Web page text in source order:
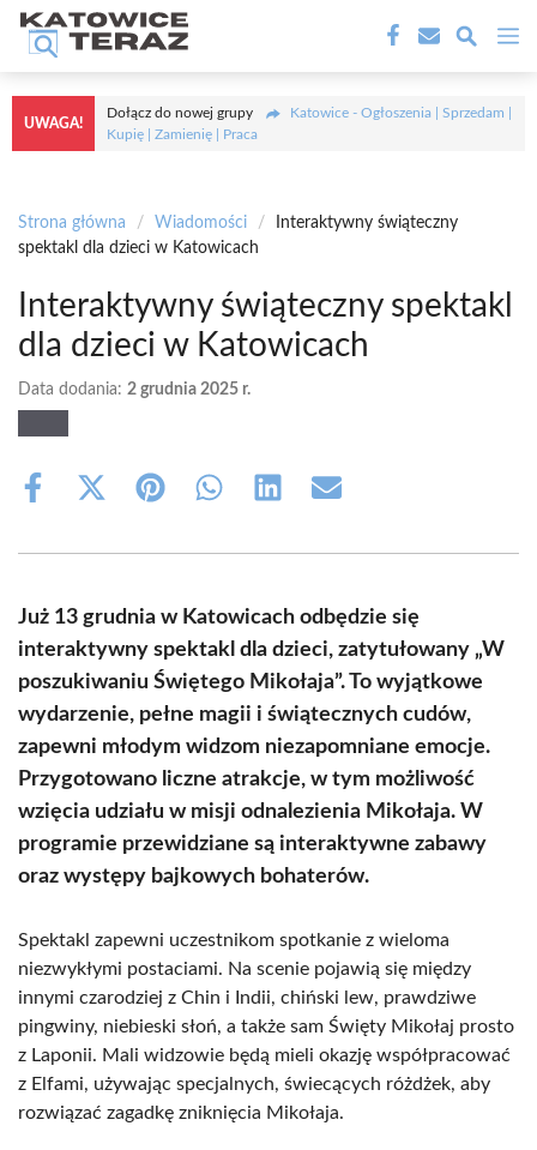
Przejdź
treści
UWAGA!
Dołącz do nowej grupy
Katowice - Ogłoszenia | Sprzedam |
Kupię | Zamienię | Praca
Strona główna / Wiadomości /
Interaktywny świąteczny
spektakl dla dzieci w Katowicach
Interaktywny świąteczny spektakl
dla dzieci w Katowicach
Data dodania: 2 grudnia 2025 r.
Share
Share
(Twitter)
Share Share Share Share
Już 13 grudnia w Katowicach odbędzie się
interaktywny spektakl dla dzieci, zatytułowany „W
poszukiwaniu Świętego Mikołaja”. To wyjątkowe
wydarzenie, pełne magii i świątecznych cudów,
zapewni młodym widzom niezapomniane emocje.
Przygotowano liczne atrakcje, w tym możliwość
wzięcia udziału w misji odnalezienia Mikołaja. W
programie przewidziane są interaktywne zabawy
oraz występy bajkowych bohaterów.
Spektakl zapewni uczestnikom spotkanie z wieloma
niezwykłymi postaciami. Na scenie pojawią się między
innymi czarodziej z Chin i Indii, chiński lew, prawdziwe
pingwiny, niebieski słoń, a także sam Święty Mikołaj prosto
z Laponii. Mali widzowie będą mieli okazję współpracować
z Elfami, używając specjalnych, świecących różdżek, aby
rozwiązać zagadkę zniknięcia Mikołaja.